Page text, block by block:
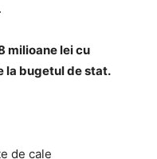
milioane lei cu
la bugetul de stat.
de cale